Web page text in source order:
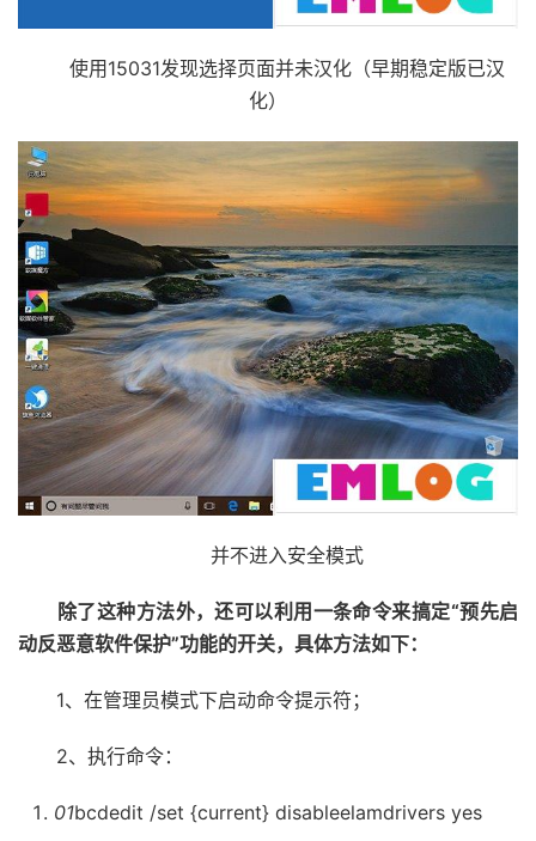
使用15031发现选择页面并未汉化（早期稳定版已汉
化）
并不进入安全模式
除了这种方法外，还可以利用一条命令来搞定“预先启
动反恶意软件保护”功能的开关，具体方法如下：
1、在管理员模式下启动命令提示符；
2、执行命令：
01bcdedit /set {current} disableelamdrivers yes